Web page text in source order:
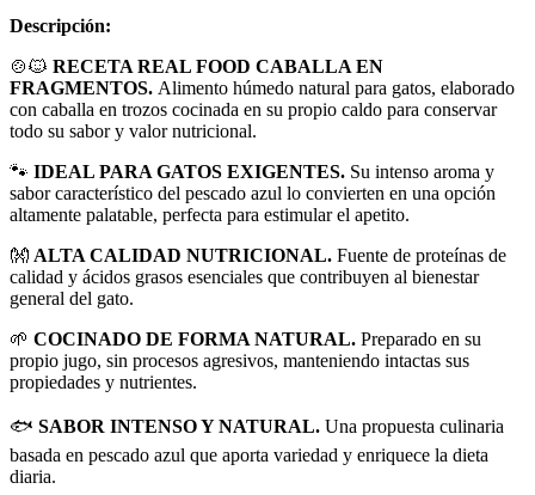
Descripción:
🍲🐱 RECETA REAL FOOD CABALLA EN
FRAGMENTOS. Alimento húmedo natural para gatos, elaborado
con caballa en trozos cocinada en su propio caldo para conservar
todo su sabor y valor nutricional.
🐾 IDEAL PARA GATOS EXIGENTES. Su intenso aroma y
sabor característico del pescado azul lo convierten en una opción
altamente palatable, perfecta para estimular el apetito.
👐 ALTA CALIDAD NUTRICIONAL. Fuente de proteínas de
calidad y ácidos grasos esenciales que contribuyen al bienestar
general del gato.
🌱 COCINADO DE FORMA NATURAL. Preparado en su
propio jugo, sin procesos agresivos, manteniendo intactas sus
propiedades y nutrientes.
🐟 SABOR INTENSO Y NATURAL. Una propuesta culinaria
basada en pescado azul que aporta variedad y enriquece la dieta
diaria.